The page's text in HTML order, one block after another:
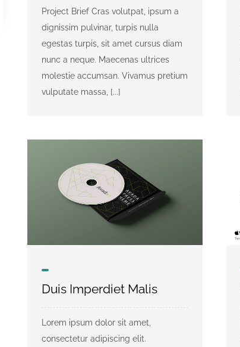
Project Brief Cras volutpat, ipsum a
dignissim pulvinar, turpis nulla
egestas turpis, sit amet cursus diam
nunc a neque. Maecenas ultrices
molestie accumsan. Vivamus pretium
vulputate massa, [...]
Duis Imperdiet Malis
Lorem ipsum dolor sit amet,
consectetur adipiscing elit.